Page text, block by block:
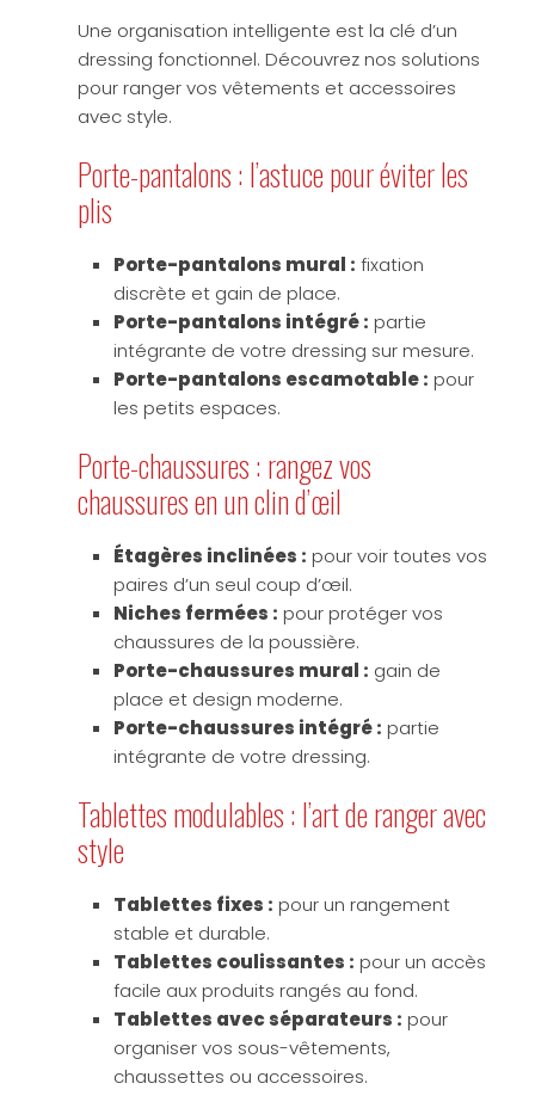
Une organisation intelligente est la clé d’un
dressing fonctionnel. Découvrez nos solutions
pour ranger vos vêtements et accessoires
avec style.
Porte-pantalons : l’astuce pour éviter les
plis
Porte-pantalons mural : fixation
discrète et gain de place.
Porte-pantalons intégré : partie
intégrante de votre dressing sur mesure.
Porte-pantalons escamotable : pour
les petits espaces.
Porte-chaussures : rangez vos
chaussures en un clin d’œil
Étagères inclinées : pour voir toutes vos
paires d’un seul coup d’œil.
Niches fermées : pour protéger vos
chaussures de la poussière.
Porte-chaussures mural : gain de
place et design moderne.
Porte-chaussures intégré : partie
intégrante de votre dressing.
Tablettes modulables : l’art de ranger avec
style
Tablettes fixes : pour un rangement
stable et durable.
Tablettes coulissantes : pour un accès
facile aux produits rangés au fond.
Tablettes avec séparateurs : pour
organiser vos sous-vêtements,
chaussettes ou accessoires.